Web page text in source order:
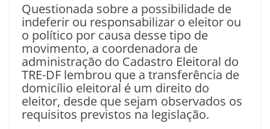
Questionada sobre a possibilidade de
indeferir ou responsabilizar o eleitor ou
o político por causa desse tipo de
movimento, a coordenadora de
administração do Cadastro Eleitoral do
TRE-DF lembrou que a transferência de
domicílio eleitoral é um direito do
eleitor, desde que sejam observados os
requisitos previstos na legislação.